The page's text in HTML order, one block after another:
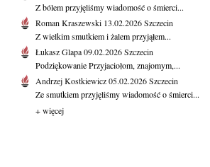
Z bólem przyjęliśmy wiadomość o śmierci...
Roman Kraszewski 13.02.2026Szczecin
Z wielkim smutkiem i żalem przyjąłem...
Łukasz Glapa09.02.2026Szczecin
Podziękowanie Przyjaciołom, znajomym,...
Andrzej Kostkiewicz05.02.2026Szczecin
Ze smutkiem przyjęliśmy wiadomość o śmierci...
+ więcej